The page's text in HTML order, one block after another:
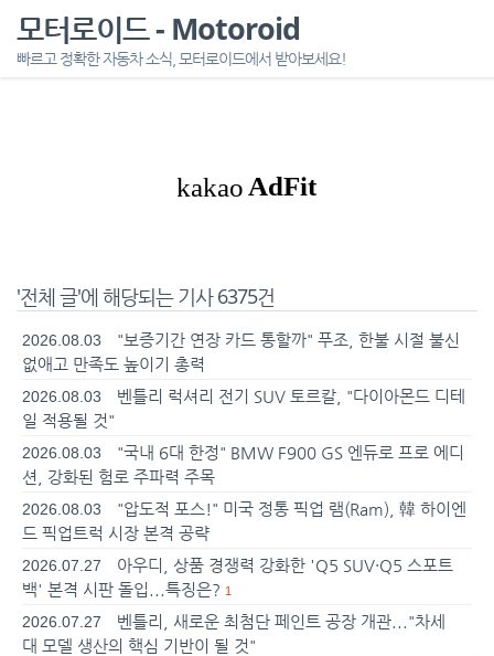
모터로이드 - Motoroid
빠르고 정확한 자동차 소식, 모터로이드에서 받아보세요!
'전체 글'에 해당되는 기사 6375건
2026.08.03
"보증기간 연장 카드 통할까" 푸조, 한불 시절 불신
없애고 만족도 높이기 총력
2026.08.03
벤틀리 럭셔리 전기 SUV 토르칼, "다이아몬드 디테
일 적용될 것"
2026.08.03
"국내 6대 한정" BMW F900 GS 엔듀로 프로 에디
션, 강화된 험로 주파력 주목
2026.08.03
"압도적 포스!" 미국 정통 픽업 램(Ram), 韓 하이엔
드 픽업트럭 시장 본격 공략
2026.07.27
아우디, 상품 경쟁력 강화한 'Q5 SUV·Q5 스포트
백' 본격 시판 돌입...특징은? 1
2026.07.27
벤틀리, 새로운 최첨단 페인트 공장 개관..."차세
대 모델 생산의 핵심 기반이 될 것"